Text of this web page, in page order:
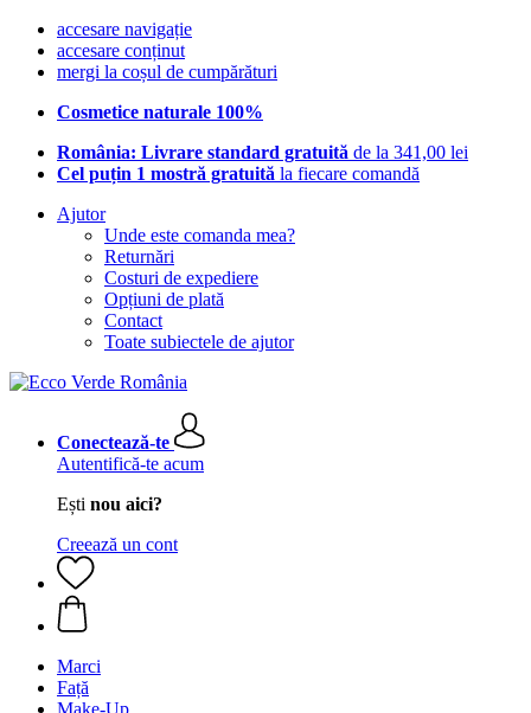
accesare navigație
accesare conținut
mergi la coșul de cumpărături
Cosmetice naturale 100%
România: Livrare standard gratuită de la 341,00 lei
Cel puțin 1 mostră gratuită la fiecare comandă
Ajutor
Unde este comanda mea?
Returnări
Costuri de expediere
Opțiuni de plată
Contact
Toate subiectele de ajutor
Conectează-te
Autentifică-te acum
Ești nou aici?
Creează un cont
Marci
Față
Make-Up